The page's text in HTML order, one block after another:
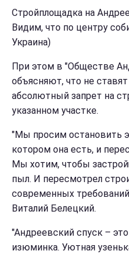
Стройплощадка на
Видим, что по центру
Украина)
При этом в "Обществе
объясняют, что не
абсолютный запрет на
указанном участке.
"Мы просим остановить
котором она есть, и
Мы хотим, чтобы
пыл. И пересмотрел
современных
Виталий Белецкий.
"Андреевский спуск –
изюминка. Уютная